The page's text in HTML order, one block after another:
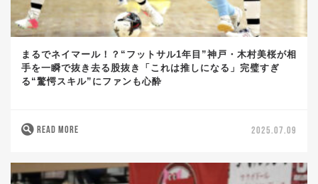
まるでネイマール！？“フットサル1年目”神戸・木村美桜が相
手を一瞬で抜き去る股抜き「これは推しになる」完璧すぎ
る“驚愕スキル”にファンも心酔
READ MORE 2025.07.09